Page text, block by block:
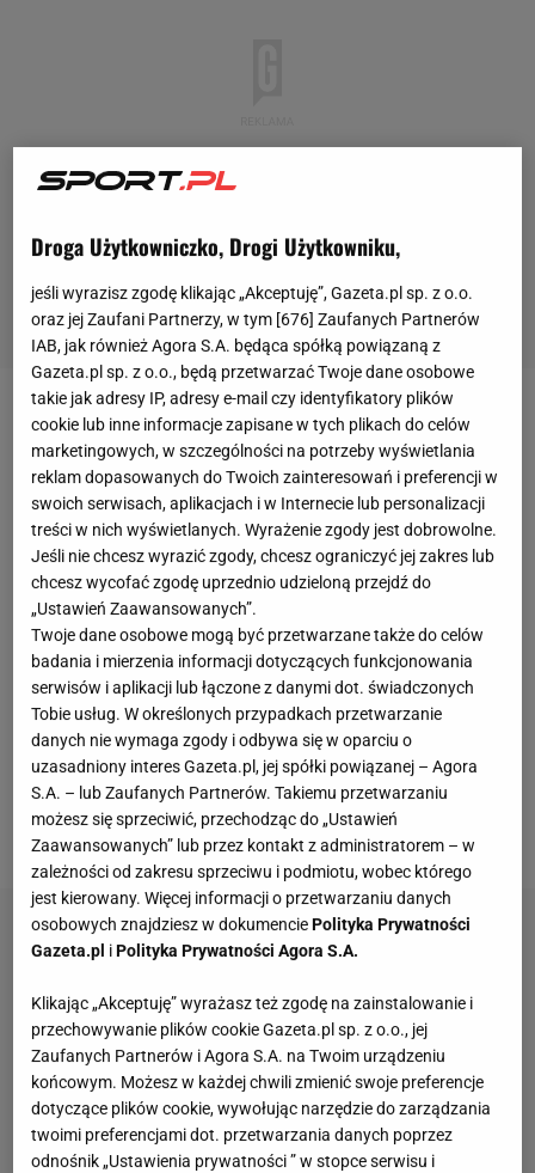
Zobacz wideo
Gwiazda ligi NCAA straciła buta i skręciła kolano.
Niecodzienna kontuzja Ziona Williamsona
W środowym meczu koszykarskiej ligi akademickiej
NCAA (National Collegiate Athletic Association) Zion
Williamson nabawił się poważnej kontuzji. Zawodnik
Duke Blue Devils doznał skręcenia stawu
kolanowego. W spotkaniu na szczycie, między Duke
a North Carolina Tar Heels, 18-latek miał
poprowadzić swoich kolegów do zwycięstwa z
drużyną, w której przed laty grałMichael Jordan
Droga Użytkowniczko, Drogi Użytkowniku,
jeśli wyrazisz zgodę klikając „Akceptuję”, Gazeta.pl sp. z o.o.
oraz jej Zaufani Partnerzy, w tym [676] Zaufanych Partnerów
IAB, jak również Agora S.A. będąca spółką powiązaną z
Gazeta.pl sp. z o.o., będą przetwarzać Twoje dane osobowe
takie jak adresy IP, adresy e-mail czy identyfikatory plików
cookie lub inne informacje zapisane w tych plikach do celów
marketingowych, w szczególności na potrzeby wyświetlania
reklam dopasowanych do Twoich zainteresowań i preferencji w
swoich serwisach, aplikacjach i w Internecie lub personalizacji
treści w nich wyświetlanych. Wyrażenie zgody jest dobrowolne.
Jeśli nie chcesz wyrazić zgody, chcesz ograniczyć jej zakres lub
chcesz wycofać zgodę uprzednio udzieloną przejdź do
„Ustawień Zaawansowanych”.
Twoje dane osobowe mogą być przetwarzane także do celów
badania i mierzenia informacji dotyczących funkcjonowania
serwisów i aplikacji lub łączone z danymi dot. świadczonych
Tobie usług. W określonych przypadkach przetwarzanie
danych nie wymaga zgody i odbywa się w oparciu o
uzasadniony interes Gazeta.pl, jej spółki powiązanej – Agora
S.A. – lub Zaufanych Partnerów. Takiemu przetwarzaniu
możesz się sprzeciwić, przechodząc do „Ustawień
Zaawansowanych” lub przez kontakt z administratorem – w
zależności od zakresu sprzeciwu i podmiotu, wobec którego
jest kierowany. Więcej informacji o przetwarzaniu danych
osobowych znajdziesz w dokumenciePolityka Prywatności
Gazeta.pl iPolityka Prywatności Agora S.A.
Klikając „Akceptuję” wyrażasz też zgodę na zainstalowanie i
przechowywanie plików cookie Gazeta.pl sp. z o.o., jej
Zaufanych Partnerów i Agora S.A. na Twoim urządzeniu
końcowym. Możesz w każdej chwili zmienić swoje preferencje
dotyczące plików cookie, wywołując narzędzie do zarządzania
twoimi preferencjami dot. przetwarzania danych poprzez
odnośnik „Ustawienia prywatności ” w stopce serwisu i